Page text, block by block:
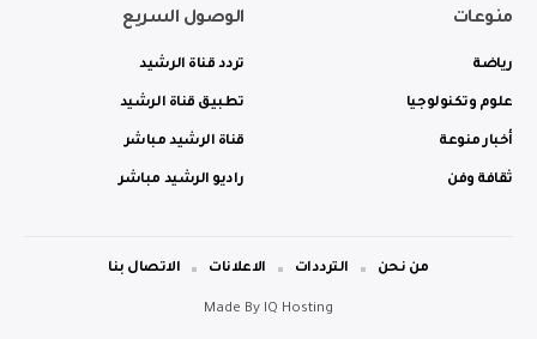
منوعات
رياضة
علوم وتكنولوجيا
أخبار منوعة
ثقافة وفن
الوصول السريع
تردد قناة الرشيد
تطبيق قناة الرشيد
قناة الرشيد مباشر
راديو الرشيد مباشر
Made By IQ Hosting
من نحن الترددات الاعلانات الاتصال بنا